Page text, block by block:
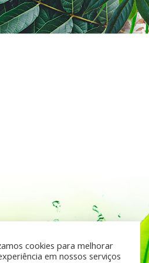
cookies para melhorar
em nossos serviços